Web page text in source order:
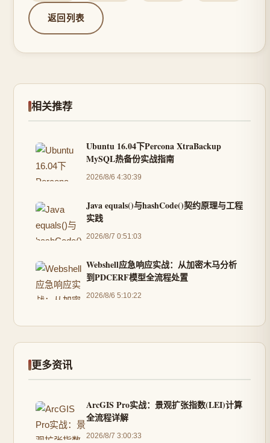
返回列表
相关推荐
Ubuntu 16.04下Percona XtraBackup
MySQL热备份实战指南
2026/8/6 4:30:39
Java equals()与hashCode()契约原理与工程
实践
2026/8/7 0:51:03
Webshell应急响应实战：从加密木马分析
到PDCERF模型全流程处置
2026/8/6 5:10:22
更多资讯
ArcGIS Pro实战：景观扩张指数(LEI)计算
全流程详解
2026/8/7 3:00:33